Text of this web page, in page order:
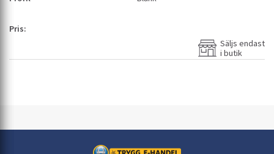
Säljs endast
i butik